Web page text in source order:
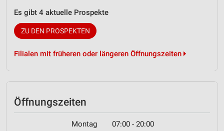
Es gibt 4 aktuelle Prospekte
ZU DEN PROSPEKTEN
Filialen mit früheren oder längeren Öffnungszeiten
Öffnungszeiten
Montag 07:00 - 20:00